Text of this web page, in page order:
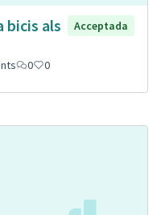
bicis als
Acceptada
0 0